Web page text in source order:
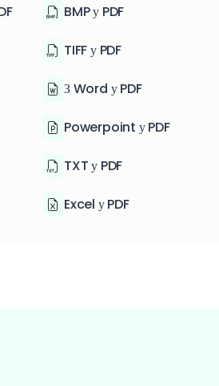
BMP у PDF
TIFF у PDF
З Word у PDF
Powerpoint у PDF
TXT у PDF
Excel у PDF